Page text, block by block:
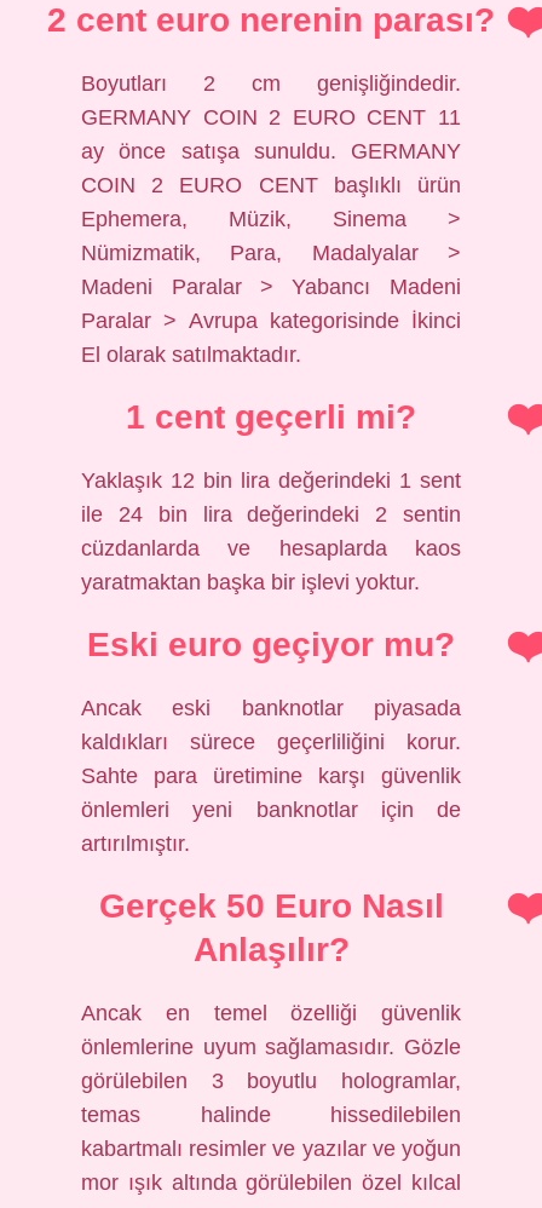
2 cent euro nerenin parası?
Boyutları 2 cm genişliğindedir.
GERMANY COIN 2 EURO CENT 11
ay önce satışa sunuldu. GERMANY
COIN 2 EURO CENT başlıklı ürün
Ephemera, Müzik, Sinema >
Nümizmatik, Para, Madalyalar >
Madeni Paralar > Yabancı Madeni
Paralar > Avrupa kategorisinde İkinci
El olarak satılmaktadır.
1 cent geçerli mi?
Yaklaşık 12 bin lira değerindeki 1 sent
ile 24 bin lira değerindeki 2 sentin
cüzdanlarda ve hesaplarda kaos
yaratmaktan başka bir işlevi yoktur.
Eski euro geçiyor mu?
Ancak eski banknotlar piyasada
kaldıkları sürece geçerliliğini korur.
Sahte para üretimine karşı güvenlik
önlemleri yeni banknotlar için de
artırılmıştır.
Gerçek 50 Euro Nasıl
Anlaşılır?
Ancak en temel özelliği güvenlik
önlemlerine uyum sağlamasıdır. Gözle
görülebilen 3 boyutlu hologramlar,
temas halinde hissedilebilen
kabartmalı resimler ve yazılar ve yoğun
mor ışık altında görülebilen özel kılcal